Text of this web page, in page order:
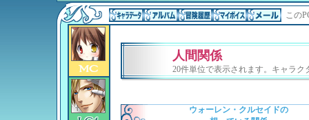
この
人間関係
20件単位で表示されます。キャラ
ウォーレン・クルセイドの